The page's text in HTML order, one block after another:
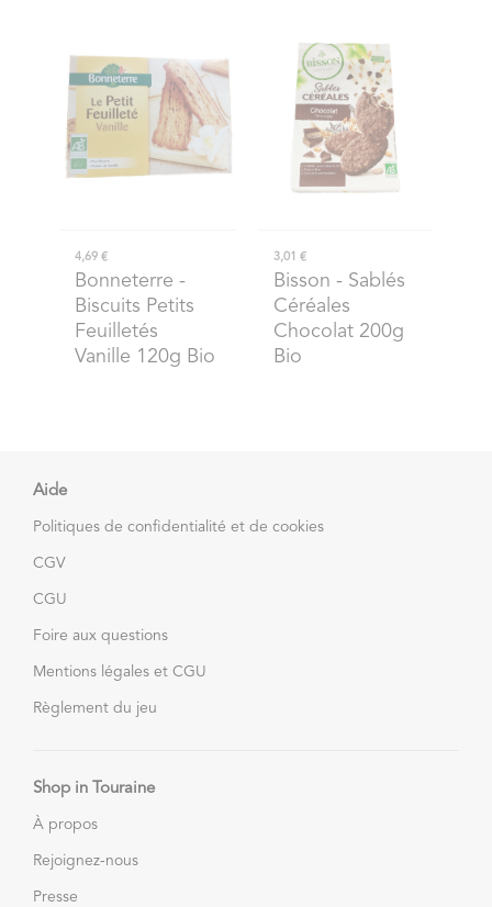
4,69 €
Bonneterre -
Biscuits Petits
Feuilletés
Vanille 120g Bio
3,01 €
Bisson - Sablés
Céréales
Chocolat 200g
Bio
Aide
Politiques de confidentialité et de cookies
CGV
CGU
Foire aux questions
Mentions légales et CGU
Règlement du jeu
Shop in Touraine
À propos
Rejoignez-nous
Presse